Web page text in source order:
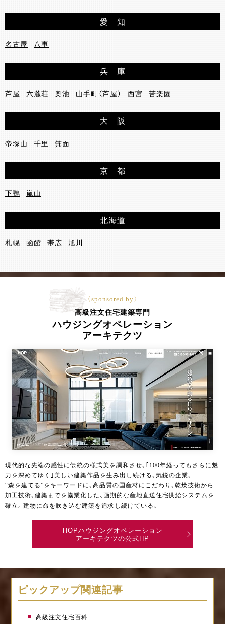
愛 知
名古屋 八事
兵 庫
芦屋 六麓荘 奥池 山手町（芦屋） 西宮 苦楽園
大 阪
帝塚山 千里 箕面
京 都
下鴨 嵐山
北海道
札幌 函館 帯広 旭川
〈sponsored by〉
高級注文住宅建築専門
ハウジングオペレーション
アーキテクツ
現代的な先端の感性に伝統の様式美を調和させ、｢100年経ってもさらに魅
力を深めてゆく｣美しい建築作品を生み出し続ける、気鋭の企業。
“森を建てる”をキーワードに、高品質の国産材にこだわり、乾燥技術から
加工技術、建築までを協業化した、画期的な産地直送住宅供給システムを
確立。建物に命を吹き込む建築を追求し続けている。
HOPハウジングオペレーション
アーキテクツの公式HP
ピックアップ関連記事
高級注文住宅百科